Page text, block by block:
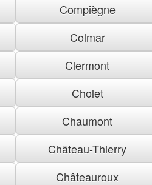
Compiègne
Colmar
Clermont
Cholet
Chaumont
Château-Thierry
Châteauroux